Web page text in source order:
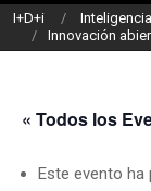
principal
I+D+i
Innovación
« Todos los
Este evento ha